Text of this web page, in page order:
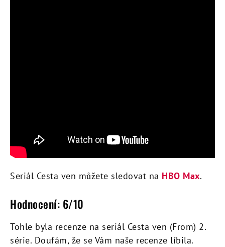
Seriál Cesta ven můžete sledovat na HBO Max.
Hodnocení: 6/10
Tohle byla recenze na seriál Cesta ven (From) 2.
série. Doufám, že se Vám naše recenze líbila.